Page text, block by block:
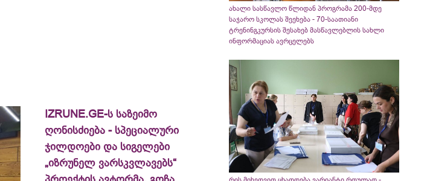
IZRUNE.GE-ს საზეიმო
ღონისძიება - სპეციალური
ჯილდოები და სიგელები
„იზრუნელ ვარსკვლავებს“
ახალი სასწავლო წლიდან პროგრამა 200-მდე
საჯარო სკოლას შეეხება - 70-საათიანი
ტრენინგკურსის შესახებ მასწავლებლის სახლი
ინფორმაციას ავრცელებს